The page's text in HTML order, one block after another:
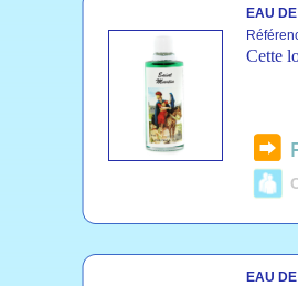
EAU
Cette
EAU